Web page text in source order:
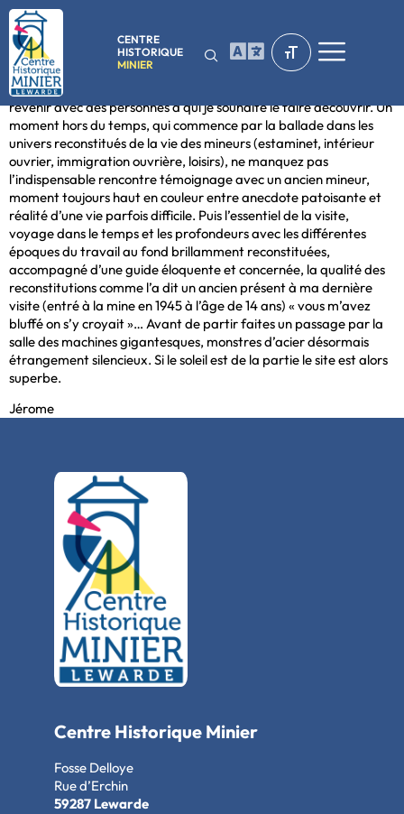
CENTRE
HISTORIQUE
MINIER
J’habite à 4 km du site et c’est un plaisir sans cesse renouvelé d’y
revenir avec des personnes à qui je souhaite le faire découvrir. Un
moment hors du temps, qui commence par la ballade dans les
univers reconstitués de la vie des mineurs (estaminet, intérieur
ouvrier, immigration ouvrière, loisirs), ne manquez pas
l’indispensable rencontre témoignage avec un ancien mineur,
moment toujours haut en couleur entre anecdote patoisante et
réalité d’une vie parfois difficile. Puis l’essentiel de la visite,
voyage dans le temps et les profondeurs avec les différentes
époques du travail au fond brillamment reconstituées,
accompagné d’une guide éloquente et concernée, la qualité des
reconstitutions comme l’a dit un ancien présent à ma dernière
visite (entré à la mine en 1945 à l’âge de 14 ans) « vous m’avez
bluffé on s’y croyait »… Avant de partir faites un passage par la
salle des machines gigantesques, monstres d’acier désormais
étrangement silencieux. Si le soleil est de la partie le site est alors
superbe.
Jérome
Centre Historique Minier
Fosse Delloye
Rue d’Erchin
59287 Lewarde